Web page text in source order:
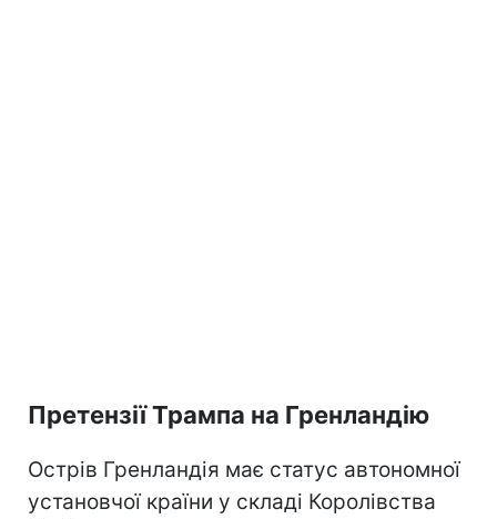
Претензії Трампа на Гренландію
Острів Гренландія має статус автономної
установчої країни у складі Королівства